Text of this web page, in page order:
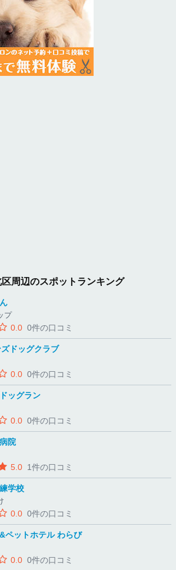
周辺のスポットランキング
プ
0.0 0件の口コミ
ドッグクラブ
0.0 0件の口コミ
ッグラン
0.0 0件の口コミ
院
5.0 1件の口コミ
学校
0.0 0件の口コミ
ペットホテル わらび
0.0 0件の口コミ